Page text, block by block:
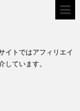
イトではアフィリエイ
しています。